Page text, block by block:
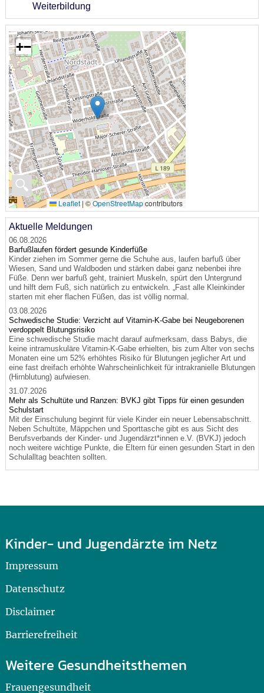
Weiterbildung
🔍
+−
Leaflet|©OpenStreetMapcontributors
Aktuelle Meldungen
06.08.2026
Barfußlaufen fördert gesunde Kinderfüße
Kinder ziehen im Sommer gerne die Schuhe aus, laufen barfuß über
Wiesen, Sand und Waldboden und stärken dabei ganz nebenbei ihre
Füße. Denn wer barfuß geht, trainiert Muskeln, spürt den Untergrund
und hilft dem Fuß, sich natürlich zu entwickeln. „Fast alle Kleinkinder
starten mit eher flachen Füßen, das ist völlig normal.
03.08.2026
Schwedische Studie: Verzicht auf Vitamin-K-Gabe bei Neugeborenen
verdoppelt Blutungsrisiko
Eine schwedische Studie macht darauf aufmerksam, dass Babys, die
keine intramuskuläre Vitamin-K-Gabe erhielten, bis zum Alter von sechs
Monaten eine um 52% erhöhtes Risiko für Blutungen jeglicher Art und
eine fast dreifach erhöhte Wahrscheinlichkeit für intrakranielle Blutungen
(Hirnblutung) aufwiesen.
31.07.2026
Mehr als Schultüte und Ranzen: BVKJ gibt Tipps für einen gesunden
Schulstart
Mit der Einschulung beginnt für viele Kinder ein neuer Lebensabschnitt.
Neben Schultüte, Mäppchen und Sporttasche gibt es aus Sicht des
Berufsverbands der Kinder- und Jugendärzt*innen e.V. (BVKJ) jedoch
noch weitere wichtige Punkte, die Eltern für einen gesunden Start in den
Schulalltag beachten sollten.
Kinder- und Jugendärzte im Netz
Impressum
Datenschutz
Disclaimer
Barrierefreiheit
Weitere Gesundheitsthemen
Frauengesundheit